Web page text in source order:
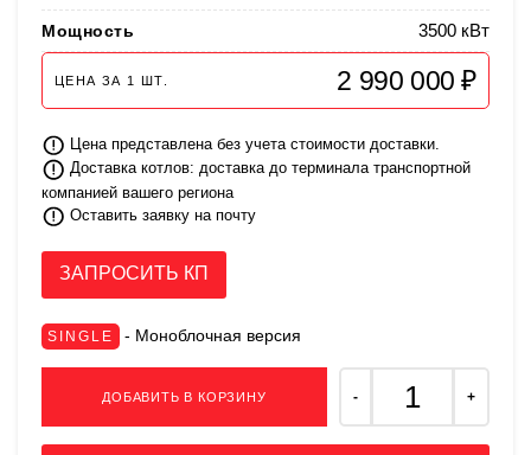
Мощность 3500 кВт
ЦЕНА ЗА 1 ШТ. 2 990 000 ₽
Цена представлена без учета стоимости доставки.
Доставка котлов: доставка до терминала транспортной
компанией вашего региона
Оставить заявку на почту
ЗАПРОСИТЬ КП
SINGLE - Моноблочная версия
ДОБАВИТЬ В КОРЗИНУ